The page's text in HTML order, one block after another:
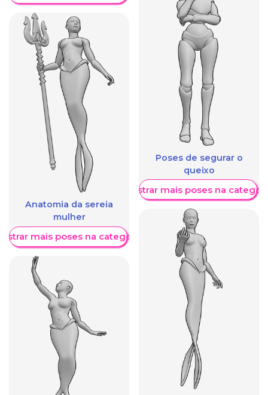
Anatomia da sereia
mulher
mais poses na categoria
Poses de segurar o
queixo
Mostrar mais poses na